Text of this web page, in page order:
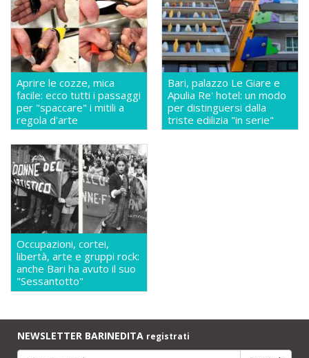
Aprire le cozze, mica
facile: ecco tutti i passaggi
per "spaccare" i mitili a
regola d'arte
Bari, palazzo Le Giare e
Apulia Re' hotel: un modo
per distinguersi dalla
triste edilizia "in serie"
Occupazioni, cortei,
libertà, arte e gruppi rock:
anche Bari ha avuto il suo
"Sessantotto"
NEWSLETTER BARINEDITA registrati